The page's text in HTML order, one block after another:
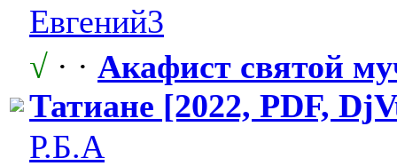
Евгений3
√ · · Акафист святой
Татиане [2022, PDF,
Р.Б.А